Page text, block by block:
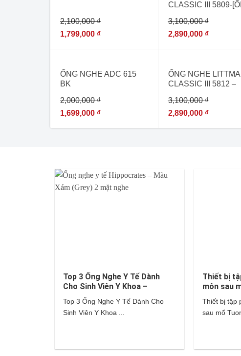
2,100,000₫
1,799,000 ₫
CLASSIC III 5809-
KHOA NHẬP KHẨU]
3,100,000₫
2,890,000 ₫
ỐNG NGHE ADC 615
BK
2,000,000₫
1,699,000 ₫
HẾT HÀNG
ỐNG NGHE
CLASSIC III 5812 –
NHẬP KHẨU CHÍNH
HÃNG – USA]
3,100,000₫
2,890,000 ₫
Top 3 Ống Nghe Y Tế Dành
Cho Sinh Viên Y Khoa –
Littmann, Hippocrates,…
Top 3 Ống Nghe Y Tế Dành Cho
Sinh Viên Y Khoa ...
Thiết bị
môn sau
Thiết bị tập
sau mổ